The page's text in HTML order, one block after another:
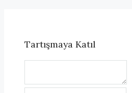
Tartışmaya Katıl